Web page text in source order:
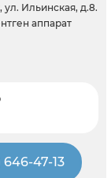
ул. Ильинская, д.8.
аппарат
646-47-13